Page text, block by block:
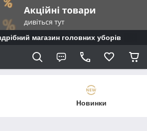
магазин головних уборів
Новинки